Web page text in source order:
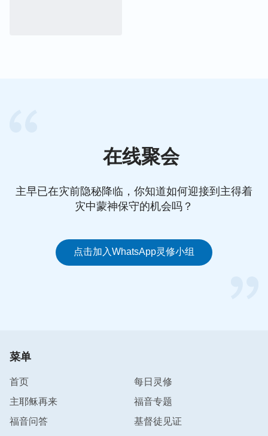
在线聚会
主早已在灾前隐秘降临，你知道如何迎接到主得着
灾中蒙神保守的机会吗？
点击加入WhatsApp灵修小组
菜单
首页
每日灵修
主耶稣再来
福音专题
福音问答
基督徒见证